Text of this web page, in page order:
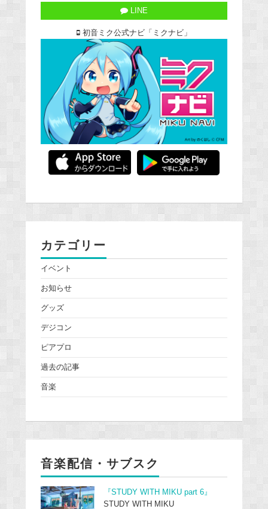
LINE
初音ミク公式ナビ「ミクナビ」
カテゴリー
イベント
お知らせ
グッズ
デジコン
ピアプロ
過去の記事
音楽
音楽配信・サブスク
『STUDY WITH MIKU part 6』
STUDY WITH MIKU